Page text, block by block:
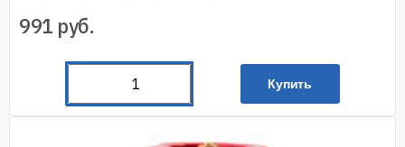
991 руб.
Купить